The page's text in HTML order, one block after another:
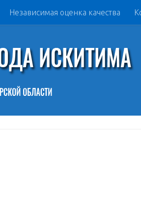
Независимая оценка качества